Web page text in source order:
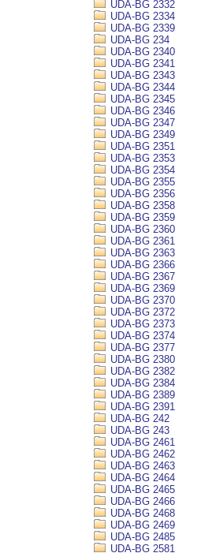
UDA-BG 2332
UDA-BG 2334
UDA-BG 2339
UDA-BG 234
UDA-BG 2340
UDA-BG 2341
UDA-BG 2343
UDA-BG 2344
UDA-BG 2345
UDA-BG 2346
UDA-BG 2347
UDA-BG 2349
UDA-BG 2351
UDA-BG 2353
UDA-BG 2354
UDA-BG 2355
UDA-BG 2356
UDA-BG 2358
UDA-BG 2359
UDA-BG 2360
UDA-BG 2361
UDA-BG 2363
UDA-BG 2366
UDA-BG 2367
UDA-BG 2369
UDA-BG 2370
UDA-BG 2372
UDA-BG 2373
UDA-BG 2374
UDA-BG 2377
UDA-BG 2380
UDA-BG 2382
UDA-BG 2384
UDA-BG 2389
UDA-BG 2391
UDA-BG 242
UDA-BG 243
UDA-BG 2461
UDA-BG 2462
UDA-BG 2463
UDA-BG 2464
UDA-BG 2465
UDA-BG 2466
UDA-BG 2468
UDA-BG 2469
UDA-BG 2485
UDA-BG 2581